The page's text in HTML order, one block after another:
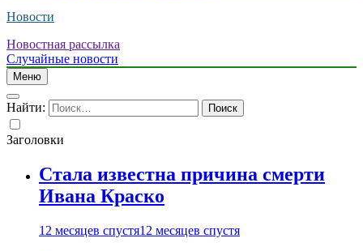
Новости
Новостная рассылка
Случайные новости
Меню
Найти:
Заголовки
Стала известна причина смерти
Ивана Краско
12 месяцев спустя12 месяцев спустя